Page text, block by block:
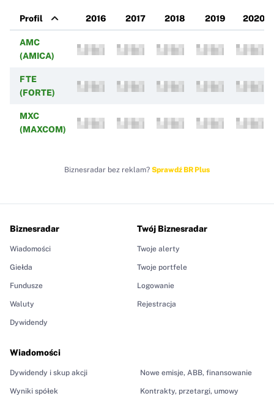
Profil 2016 2017 2018 2019 2020
AMC
(AMICA)
FTE
(FORTE)
MXC
(MAXCOM)
Biznesradar bez reklam? Sprawdź BR Plus
Biznesradar
Wiadomości
Giełda
Fundusze
Waluty
Dywidendy
Wiadomości
Dywidendy i skup akcji
Wyniki spółek
Nowe emisje, ABB, finansowanie
Kontrakty, przetargi, umowy
Twój Biznesradar
Twoje alerty
Twoje portfele
Logowanie
Rejestracja